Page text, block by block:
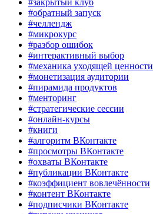
#закрытый клуб
#обратный запуск
#челлендж
#микрокурс
#разбор ошибок
#интерактивный выбор
#механика уходящей ценности
#монетизация аудитории
#пирамида продуктов
#менторинг
#стратегические сессии
#онлайн-курсы
#книги
#алгоритм ВКонтакте
#просмотры ВКонтакте
#охваты ВКонтакте
#публикации ВКонтакте
#коэффициент вовлечённости
#контент ВКонтакте
#подписчики ВКонтакте